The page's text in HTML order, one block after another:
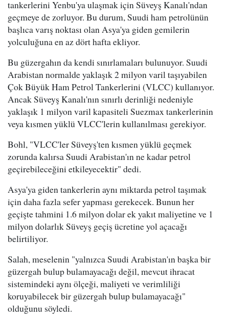
tankerlerini Yenbu'ya ulaşmak için Süveyş Kanalı'ndan
geçmeye de zorluyor. Bu durum, Suudi ham petrolünün
başlıca varış noktası olan Asya'ya giden gemilerin
yolculuğuna en az dört hafta ekliyor.
Bu güzergahın da kendi sınırlamaları bulunuyor. Suudi
Arabistan normalde yaklaşık 2 milyon varil taşıyabilen
Çok Büyük Ham Petrol Tankerlerini (VLCC) kullanıyor.
Ancak Süveyş Kanalı'nın sınırlı derinliği nedeniyle
yaklaşık 1 milyon varil kapasiteli Suezmax tankerlerinin
veya kısmen yüklü VLCC'lerin kullanılması gerekiyor.
Bohl, "VLCC'ler Süveyş'ten kısmen yüklü geçmek
zorunda kalırsa Suudi Arabistan'ın ne kadar petrol
geçirebileceğini etkileyecektir" dedi.
Asya'ya giden tankerlerin aynı miktarda petrol taşımak
için daha fazla sefer yapması gerekecek. Bunun her
geçişte tahmini 1.6 milyon dolar ek yakıt maliyetine ve 1
milyon dolarlık Süveyş geçiş ücretine yol açacağı
belirtiliyor.
Salah, meselenin "yalnızca Suudi Arabistan'ın başka bir
güzergah bulup bulamayacağı değil, mevcut ihracat
sistemindeki aynı ölçeği, maliyeti ve verimliliği
koruyabilecek bir güzergah bulup bulamayacağı"
olduğunu söyledi.